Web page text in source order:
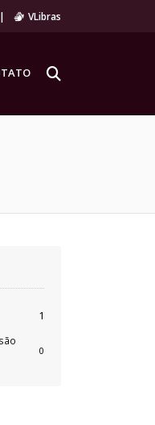
| VLibras
1
0